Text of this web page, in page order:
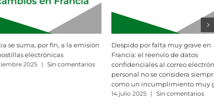
falta muy grave en
reenvío de datos
al correo electrónico
¿Existen consecuencias legales ante
la ruptura unilateral de
negociaciones contractuales? Una
respuesta desde la perspectiva del
Derecho español y francés
30 junio 2025 | Sin comentarios